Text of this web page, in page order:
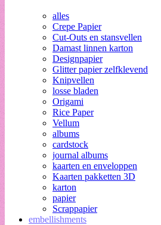
alles
Crepe Papier
Cut-Outs en stansvellen
Damast linnen karton
Designpapier
Glitter papier zelfklevend
Knipvellen
losse bladen
Origami
Rice Paper
Vellum
albums
cardstock
journal albums
kaarten en enveloppen
Kaarten pakketten 3D
karton
papier
Scrappapier
embellishments